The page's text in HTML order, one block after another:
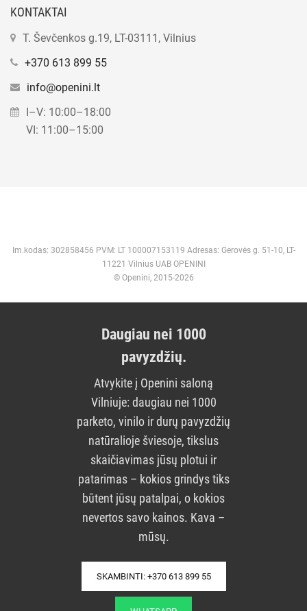
KONTAKTAI
T. Ševčenkos g.19, LT-03111, Vilnius
+370 613 899 55
info@openini.lt
I–V: 10:00–18:00
VI: 11:00–15:00
Im.kodas: 302858456 PVM: LT 100007153119 Adresas: Gerovės g. 51-10, LT-
11221 Vilnius UAB OPENINI
© Openini, 2015-2026
Daugiau nei 1000
pavyzdžių.
Atvykite į Openini saloną
Vilniuje: daugiau nei 1000
parketo, vinilo ir durų pavyzdžių
natūralioje šviesoje, tikslus
skaičiavimas jūsų plotui ir
patarimas – kokios grindys tiks
būtent jūsų patalpai, o kokios
nevertos savo kainos. Kava –
mūsų.
SKAMBINTI: +370 613 899 55